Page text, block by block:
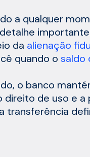
a qualquer
da alienação
quando o saldo
o banco
de uso e a
transferência